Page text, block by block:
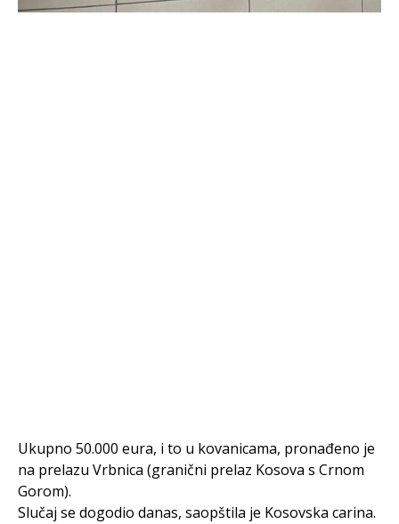
Ukupno 50.000 eura, i to u kovanicama, pronađeno je
na prelazu Vrbnica (granični prelaz Kosova s Crnom
Gorom).
Slučaj se dogodio danas, saopštila je Kosovska carina.